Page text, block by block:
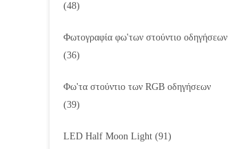
(48)
Φωτογραφία φω'των στούντιο οδηγήσεων
(36)
Φω'τα στούντιο των RGB οδηγήσεων
(39)
LED Half Moon Light (91)